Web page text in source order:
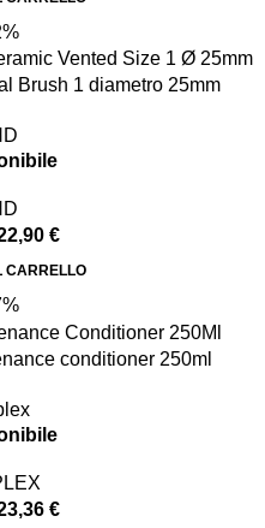
Brush 1 diametro 25mm
€
CARRELLO
conditioner 250ml
€